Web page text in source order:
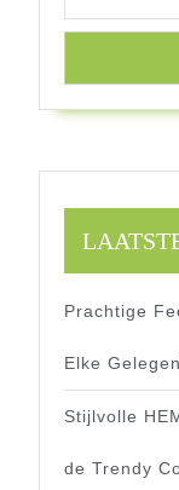
Prachtige
Elke
Stijlvolle
de Trendy